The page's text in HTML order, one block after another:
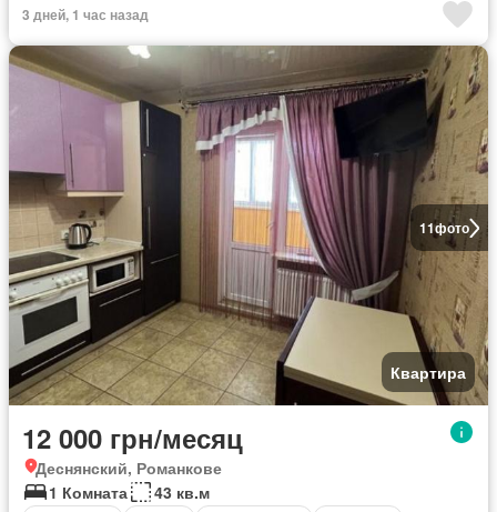
3 дней, 1 час назад
11фото
Квартира
12 000 грн/месяц
Деснянский, Романкове
1 Комната
43 кв.м